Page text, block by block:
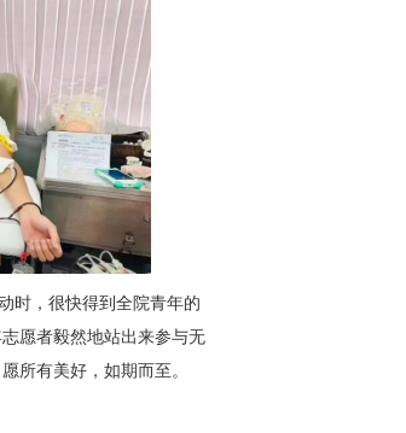
时，很快得到全院青年的
愿者毅然地站出来参与无
所有美好，如期而至。